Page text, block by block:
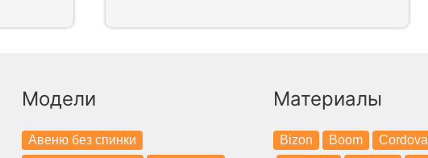
Модели
Авеню без спинки
Материалы
Bizon Boom Cordova